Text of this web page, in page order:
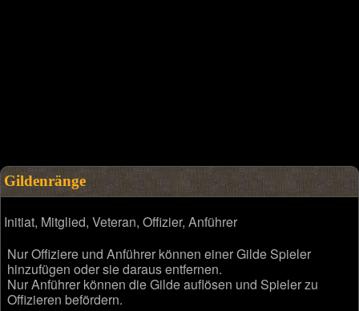
Gildenränge
Initiat, Mitglied, Veteran, Offizier, Anführer
Nur Offiziere und Anführer können einer Gilde Spieler
hinzufügen oder sie daraus entfernen.
Nur Anführer können die Gilde auflösen und Spieler zu
Offizieren befördern.